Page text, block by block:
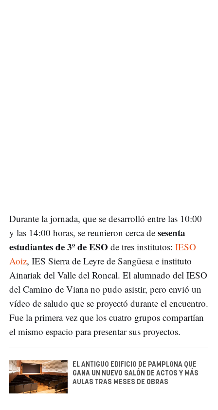
Durante la jornada, que se desarrolló entre las 10:00
y las 14:00 horas, se reunieron cerca de sesenta
estudiantes de 3º de ESO de tres institutos: IESO
Aoiz, IES Sierra de Leyre de Sangüesa e instituto
Ainariak del Valle del Roncal. El alumnado del IESO
del Camino de Viana no pudo asistir, pero envió un
vídeo de saludo que se proyectó durante el encuentro.
Fue la primera vez que los cuatro grupos compartían
el mismo espacio para presentar sus proyectos.
EL ANTIGUO EDIFICIO DE PAMPLONA QUE
GANA UN NUEVO SALÓN DE ACTOS Y MÁS
AULAS TRAS MESES DE OBRAS